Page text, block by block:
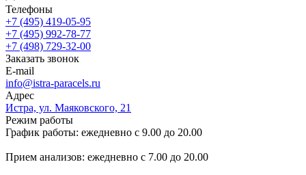
Телефоны
+7 (495) 419-05-95
+7 (495) 992-78-77
+7 (498) 729-32-00
Заказать звонок
E-mail
info@istra-paracels.ru
Адрес
Истра, ул. Маяковского, 21
Режим работы
График работы: ежедневно с 9.00 до 20.00
Прием анализов: ежедневно с 7.00 до 20.00